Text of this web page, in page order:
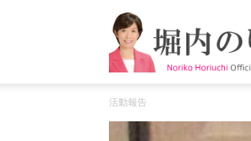
堀
内
の
り
オ
活動報告